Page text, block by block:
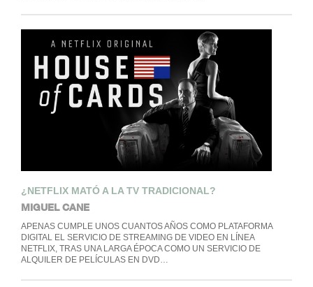
¿NETFLIX MATÓ A LA TV TRADICIONAL?
MIGUEL CANE
APENAS CUMPLE UNOS CUANTOS AÑOS COMO PLATAFORMA
DIGITAL EL SERVICIO DE STREAMING DE VIDEO EN LÍNEA
NETFLIX, TRAS UNA LARGA ÉPOCA COMO UN SERVICIO DE
ALQUILER DE PELÍCULAS EN DVD…